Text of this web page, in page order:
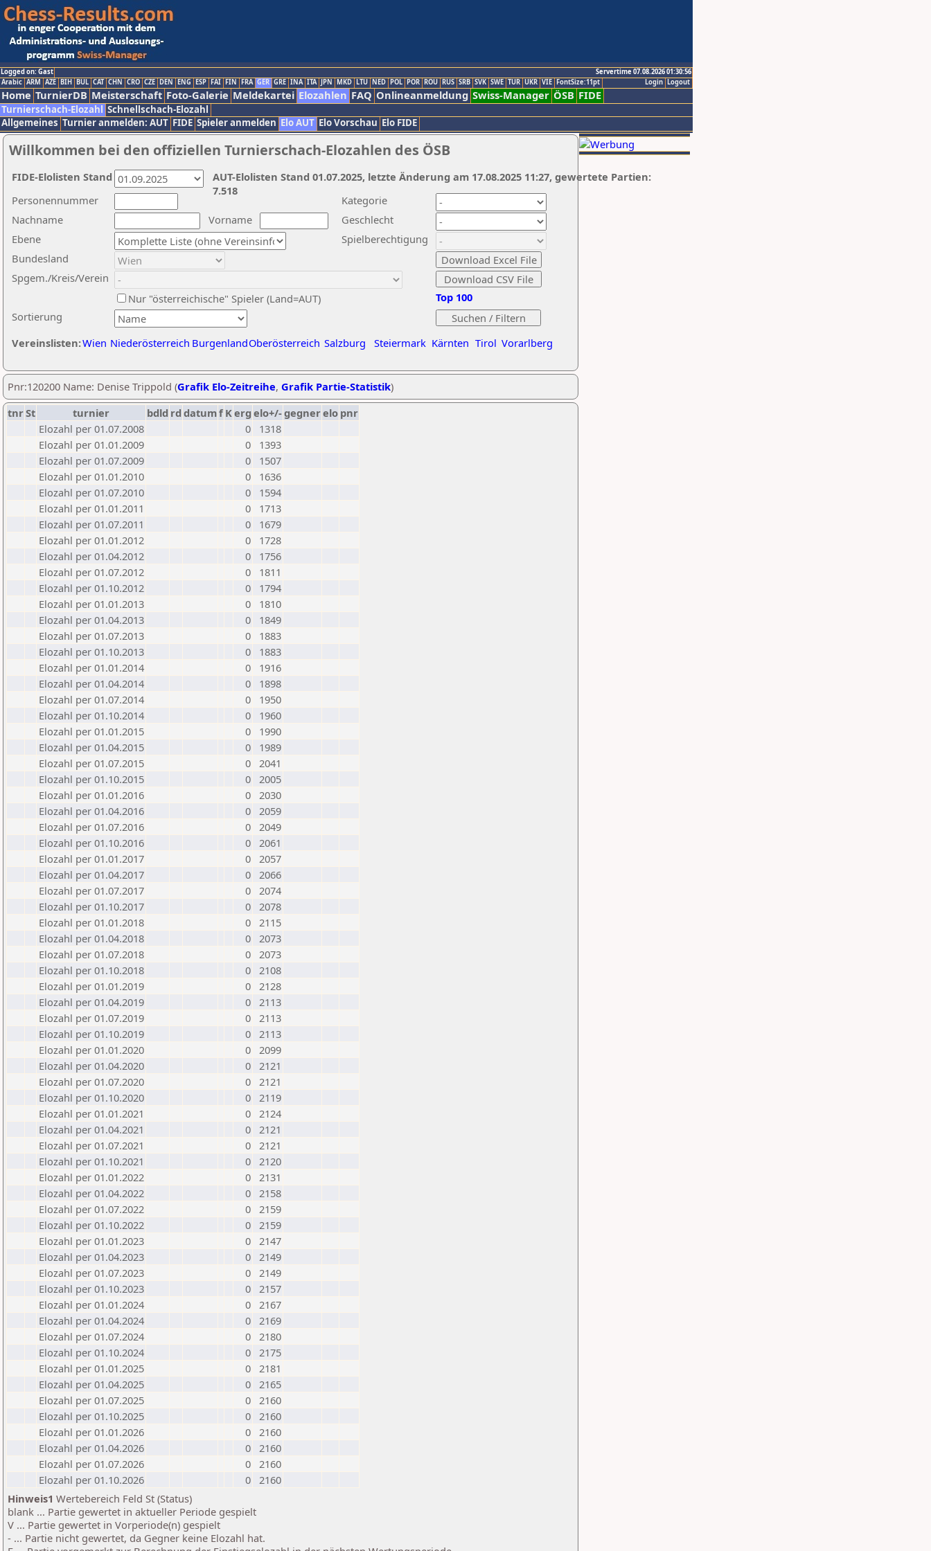
Logged on: Gast
Servertime 07.08.2026 01:30:56
Logout
Login
Arabic ARM AZE BIH BUL CAT CHN CRO CZE DEN ENG ESP FAI FIN FRA GER GRE INA ITA JPN MKD LTU NED POL POR ROU RUS SRB SVK SWE TUR UKR VIE FontSize:11pt
Home TurnierDB Meisterschaft Foto-Galerie Meldekartei Elozahlen FAQ Onlineanmeldung Swiss-Manager ÖSB FIDE
Turnierschach-Elozahl Schnellschach-Elozahl
Allgemeines Turnier anmelden: AUT FIDE Spieler anmelden Elo AUT Elo Vorschau Elo FIDE
Willkommen bei den offiziellen Turnierschach-Elozahlen des ÖSB
Nachname
Vorname
Ebene
Kategorie
Sortierung
Personennummer
Bundesland
Spgem./Kreis/Verein
Geschlecht
Nur "österreichische" Spieler (Land=AUT)
Spielberechtigung
Vereinslisten:Wien Niederösterreich BurgenlandOberösterreich Salzburg Steiermark Kärnten Tirol Vorarlberg
Top 100
AUT-Elolisten Stand 01.07.2025, letzte Änderung am 17.08.2025 11:27, gewertete Partien:
7.518
FIDE-Elolisten Stand
Pnr:120200 Name: Denise Trippold (Grafik Elo-Zeitreihe, Grafik Partie-Statistik)
tnrSt turnier bdld rd datumf Kerg elo+/-gegnerelo pnr
Elozahl per 01.07.2008
0
1318
Elozahl per 01.01.2009
0
1393
Elozahl per 01.07.2009
0
1507
Elozahl per 01.01.2010
0
1636
Elozahl per 01.07.2010
0
1594
Elozahl per 01.01.2011
0
1713
Elozahl per 01.07.2011
0
1679
Elozahl per 01.01.2012
0
1728
Elozahl per 01.04.2012
0
1756
Elozahl per 01.07.2012
0
1811
Elozahl per 01.10.2012
0
1794
Elozahl per 01.01.2013
0
1810
Elozahl per 01.04.2013
0
1849
Elozahl per 01.07.2013
0
1883
Elozahl per 01.10.2013
0
1883
Elozahl per 01.01.2014
0
1916
Elozahl per 01.04.2014
0
1898
Elozahl per 01.07.2014
0
1950
Elozahl per 01.10.2014
0
1960
Elozahl per 01.01.2015
0
1990
Elozahl per 01.04.2015
0
1989
Elozahl per 01.07.2015
0 2041
Elozahl per 01.10.2015
0 2005
Elozahl per 01.01.2016
0 2030
Elozahl per 01.04.2016
0 2059
Elozahl per 01.07.2016
0 2049
Elozahl per 01.10.2016
0 2061
Elozahl per 01.01.2017
0 2057
Elozahl per 01.04.2017
0 2066
Elozahl per 01.07.2017
0 2074
Elozahl per 01.10.2017
0 2078
Elozahl per 01.01.2018
0 2115
Elozahl per 01.04.2018
0 2073
Elozahl per 01.07.2018
0 2073
Elozahl per 01.10.2018
0 2108
Elozahl per 01.01.2019
0 2128
Elozahl per 01.04.2019
0 2113
Elozahl per 01.07.2019
0 2113
Elozahl per 01.10.2019
0 2113
Elozahl per 01.01.2020
0 2099
Elozahl per 01.04.2020
0 2121
Elozahl per 01.07.2020
0 2121
Elozahl per 01.10.2020
0 2119
Elozahl per 01.01.2021
0 2124
Elozahl per 01.04.2021
0 2121
Elozahl per 01.07.2021
0 2121
Elozahl per 01.10.2021
0 2120
Elozahl per 01.01.2022
0 2131
Elozahl per 01.04.2022
0 2158
Elozahl per 01.07.2022
0 2159
Elozahl per 01.10.2022
0 2159
Elozahl per 01.01.2023
0 2147
Elozahl per 01.04.2023
0 2149
Elozahl per 01.07.2023
0 2149
Elozahl per 01.10.2023
0 2157
Elozahl per 01.01.2024
0 2167
Elozahl per 01.04.2024
0 2169
Elozahl per 01.07.2024
0 2180
Elozahl per 01.10.2024
0 2175
Elozahl per 01.01.2025
0 2181
Elozahl per 01.04.2025
0 2165
Elozahl per 01.07.2025
0 2160
Elozahl per 01.10.2025
0 2160
Elozahl per 01.01.2026
0 2160
Elozahl per 01.04.2026
0 2160
Elozahl per 01.07.2026
0 2160
Elozahl per 01.10.2026
0 2160
Hinweis1 Wertebereich Feld St (Status)
blank ... Partie gewertet in aktueller Periode gespielt
V ... Partie gewertet in Vorperiode(n) gespielt
- ... Partie nicht gewertet, da Gegner keine Elozahl hat.